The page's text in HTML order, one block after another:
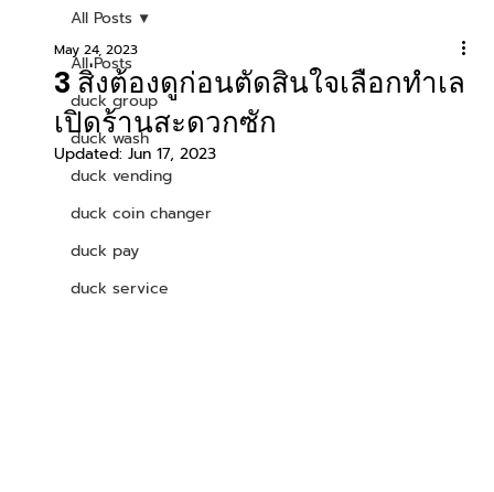
All Posts
duck group
duck wash
duck vending
duck coin changer
duck pay
duck service
All Posts
3 สิ่งต้องดูก่อนตัดสินใจเลือกทำเล
เปิดร้านสะดวกซัก
May 24, 2023
Updated: Jun 17, 2023